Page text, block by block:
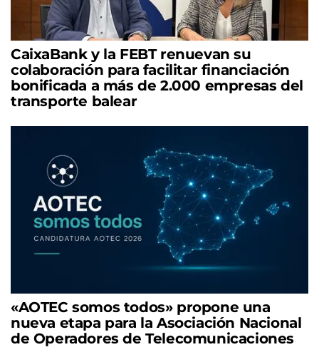
CaixaBank y la FEBT renuevan su
colaboración para facilitar financiación
bonificada a más de 2.000 empresas del
transporte balear
«AOTEC somos todos» propone una
nueva etapa para la Asociación Nacional
de Operadores de Telecomunicaciones